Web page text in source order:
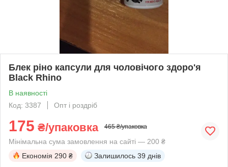
Блек ріно капсули для чоловічого здоро'я
Black Rhino
В наявності
Код: 3387
Опт і роздріб
175 ₴/упаковка 465 ₴/упаковка
Мінімальна сума замовлення на сайті — 200 ₴
Економія 290 ₴ Залишилось 39 днів